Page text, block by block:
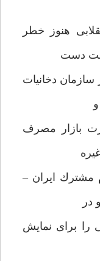
هنوز خطر
دست
سازمان دخانيات
بازار مصرف
مشترك ايران –
در
را براى نمايش